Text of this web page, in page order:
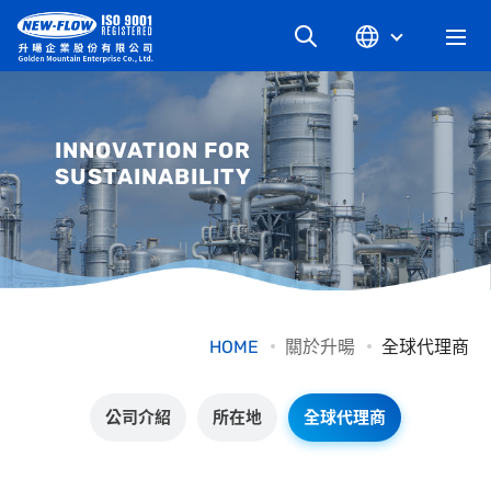
升暘企業股份有限公司
關於升暘
最新消息
知識文章
INNOVATION FOR
SUSTAINABILITY
HOME 關於升暘 全球代理商
公司介紹 所在地 全球代理商